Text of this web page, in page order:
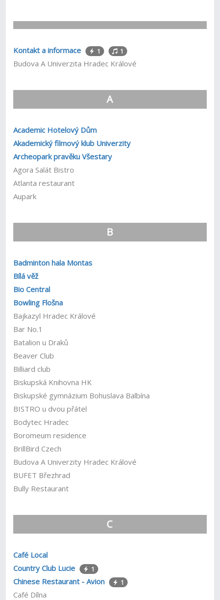
Kontakt a informace 1 1
Budova A Univerzita Hradec Králové
A
Academic Hotelový Dům
Akademický filmový klub Univerzity
Archeopark pravěku Všestary
Agora Salát Bistro
Atlanta restaurant
Aupark
B
Badminton hala Montas
Bílá věž
Bio Central
Bowling Flošna
Bajkazyl Hradec Králové
Bar No.1
Batalion u Draků
Beaver Club
Billiard club
Biskupská Knihovna HK
Biskupské gymnázium Bohuslava Balbína
BISTRO u dvou přátel
Bodytec Hradec
Boromeum residence
BrillBird Czech
Budova A Univerzity Hradec Králové
BUFET Březhrad
Bully Restaurant
C
Café Local
Country Club Lucie
1
Chinese Restaurant - Avion 1
Café Dílna